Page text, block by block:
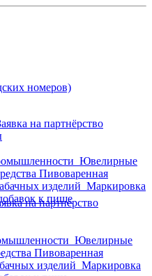
на партнёрство
Ювелирные
Пивоваренная
изделий Маркировка
к пище
номеров)
на партнёрство
Ювелирные
Пивоваренная
изделий Маркировка